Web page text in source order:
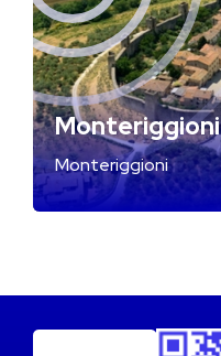
Monteriggioni
Monteriggioni